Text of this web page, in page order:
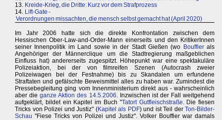
13. Kreide-Krieg, die Dritte: Kurz vor dem Strafprozess
14. Lift-Gate -
Verordnungen missachten, die mensch selbst gemacht hat (April 2020)
Im Jahr 2006 hatte sich die direkte Konfrontation zwischen dem
Hessischen Ober-Law-and-Order-Mann einerseits und den KritikerInnen
seiner Innenpolitik im Land sowie in der Stadt Gießen (wo Bouffierals
Angehöriger der Männerclique um die Stadtregierung maßgeblichen
Einfluss hat) andererseits zugespitzt. Höhepunkt war eine spektakuläre
Polizeiaktion, bei der von filmreifen Szenen (Autocrash zweier
Polizeiwagen bei der Festnahme) bis zu Skandalen um erfundene
Straftaten und gefälschte Beweismittel alles zu haben war. Zumindest die
Pressebegleitung ging vom Innenministerium direkt aus - wahrscheinlich
aber dieganze Aktion des 14.5.2006. Inzwischen ist der Fall weitgehend
aufgeklärt, bildet ein Kapitel im Buch "Tatort Gutfleischstraße. Die fiesen
Tricks von Polizei und Justiz" (Kapitel als PDF) und ist Teil derTon-Bilder-
Schau "Fiese Tricks von Polizei und Justiz". Volker Bouffier war damals